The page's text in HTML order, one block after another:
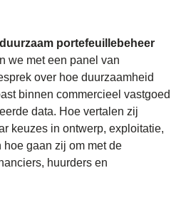
portefeuillebeheer
we met een panel van
over hoe duurzaamheid
binnen commercieel vastgoed
data. Hoe vertalen zij
keuzes in ontwerp, exploitatie,
gaan zij om met de
huurders en